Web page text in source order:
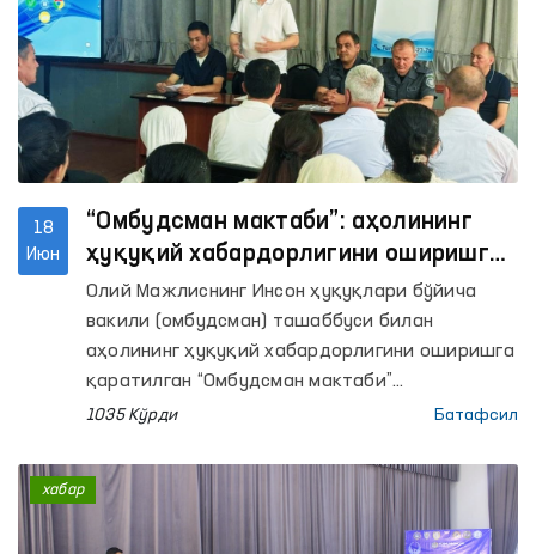
18
Июн
“Омбудсман мактаби”: аҳолининг
ҳуқуқий хабардорлигини оширишга
қаратилган тадбирлар давом
этмоқда
Олий Мажлиснинг Инсон ҳуқуқлари бўйича
вакили (омбудсман) ташаббуси билан
аҳолининг ҳуқуқий хабардорлигини оширишга
қаратилган “Омбудсман мактаби”
платформаси доирасида ҳудудларда аҳоли
1035 Кўрди Батафсил
хабар